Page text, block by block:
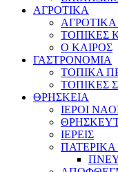
ΑΓΡΟΤΙΚΑ
ΤΟΠΙΚΕΣ
Ο ΚΑΙΡΟΣ
ΓΑΣΤΡΟΝΟΜΙΑ
ΤΟΠΙΚΑ
ΤΟΠΙΚΕΣ
ΘΡΗΣΚΕΙΑ
IEPOI
ΙΕΡΕΙΣ